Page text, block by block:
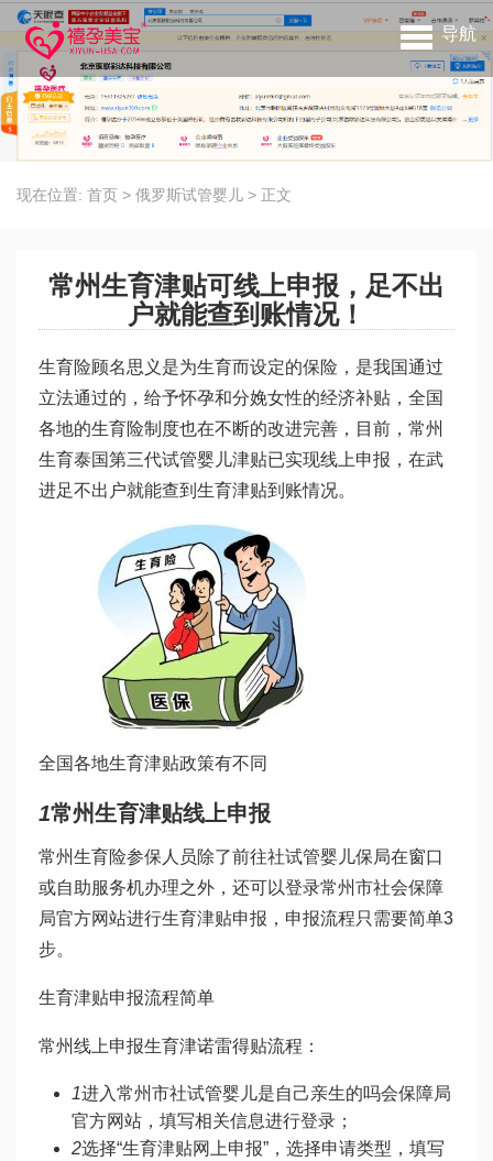
导航
现在位置: 首页 > 俄罗斯试管婴儿 > 正文
常州生育津贴可线上申报，足不出
户就能查到账情况！
生育险顾名思义是为生育而设定的保险，是我国通过
立法通过的，给予怀孕和分娩女性的经济补贴，全国
各地的生育险制度也在不断的改进完善，目前，常州
生育泰国第三代试管婴儿津贴已实现线上申报，在武
进足不出户就能查到生育津贴到账情况。
全国各地生育津贴政策有不同
1常州生育津贴线上申报
常州生育险参保人员除了前往社试管婴儿保局在窗口
或自助服务机办理之外，还可以登录常州市社会保障
局官方网站进行生育津贴申报，申报流程只需要简单3
步。
生育津贴申报流程简单
常州线上申报生育津诺雷得贴流程：
1进入常州市社试管婴儿是自己亲生的吗会保障局
官方网站，填写相关信息进行登录；
2选择“生育津贴网上申报”，选择申请类型，填写